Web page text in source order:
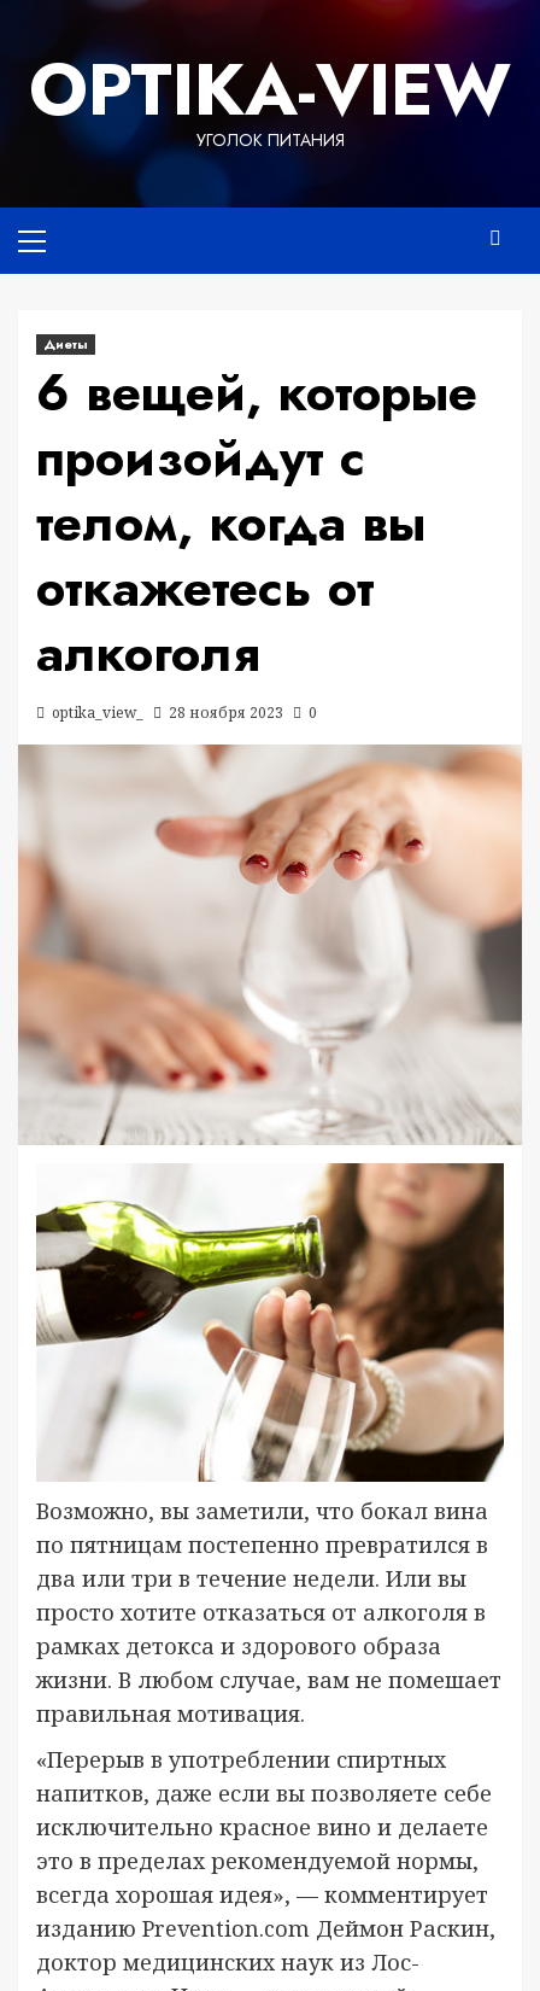
содержимому
OPTIKA-VIEW
УГОЛОК ПИТАНИЯ
меню
Диеты
6 вещей, которые
произойдут с
телом, когда вы
откажетесь от
алкоголя
optika_view_ 28 ноября 2023 0
Возможно, вы заметили, что бокал вина
по пятницам постепенно превратился в
два или три в течение недели. Или вы
просто хотите отказаться от алкоголя в
рамках детокса и здорового образа
жизни. В любом случае, вам не помешает
правильная мотивация.
«Перерыв в употреблении спиртных
напитков, даже если вы позволяете себе
исключительно красное вино и делаете
это в пределах рекомендуемой нормы,
всегда хорошая идея», — комментирует
изданию Prevention.com Деймон Раскин,
доктор медицинских наук из Лос-